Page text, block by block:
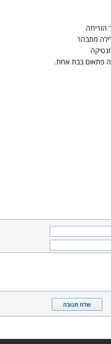
הזריחה
מתבהר
פתאום בבת אחת.